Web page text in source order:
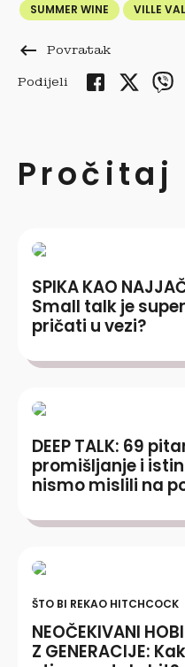
SUMMER WINE
VILLE
keyboard_backspace Povratak
Podijeli
Pročitaj
SPIKA KAO
Small talk je
pričati u vezi?
DEEP TALK: 69
promišljanje i
nismo mislili na
ŠTO BI REKAO HITCHCOCK
NEOČEKIVANI
Z GENERACIJE: